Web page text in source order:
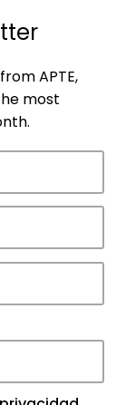
APTE,
most